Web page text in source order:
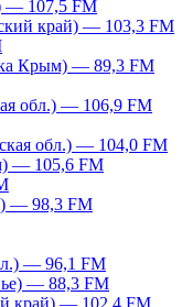
— 107,5 FM
край) — 103,3 FM
Крым) — 89,3 FM
обл.) — 106,9 FM
обл.) — 104,0 FM
— 105,6 FM
— 98,3 FM
— 96,1 FM
— 88,3 FM
край) — 102,4 FM